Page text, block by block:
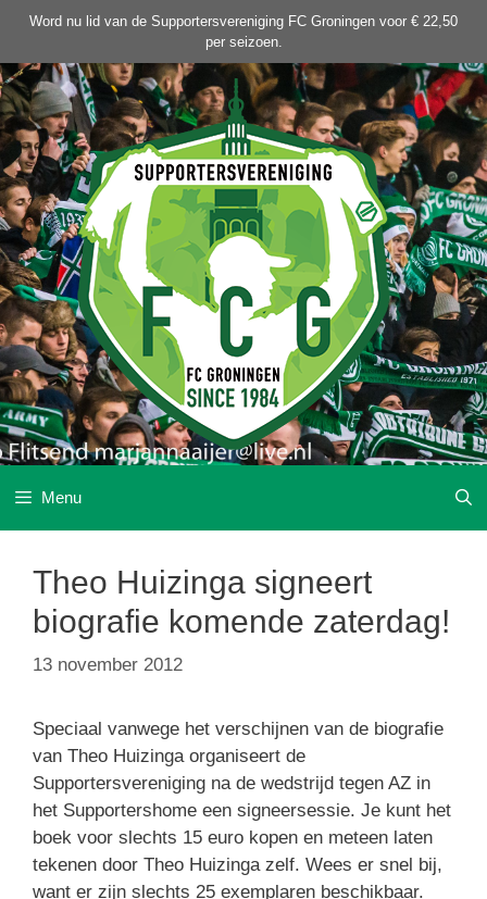
de
inhoud
Word nu lid van de Supportersvereniging FC Groningen voor € 22,50
per seizoen.
Menu
Theo Huizinga signeert
biografie komende zaterdag!
13 november 2012
Speciaal vanwege het verschijnen van de biografie
van Theo Huizinga organiseert de
Supportersvereniging na de wedstrijd tegen AZ in
het Supportershome een signeersessie. Je kunt het
boek voor slechts 15 euro kopen en meteen laten
tekenen door Theo Huizinga zelf. Wees er snel bij,
want er zijn slechts 25 exemplaren beschikbaar.